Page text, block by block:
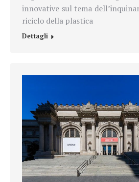
innovative sul tema
riciclo della plastica
Dettagli